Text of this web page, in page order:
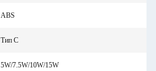
ABS
Тип С
5W/7.5W/10W/15W